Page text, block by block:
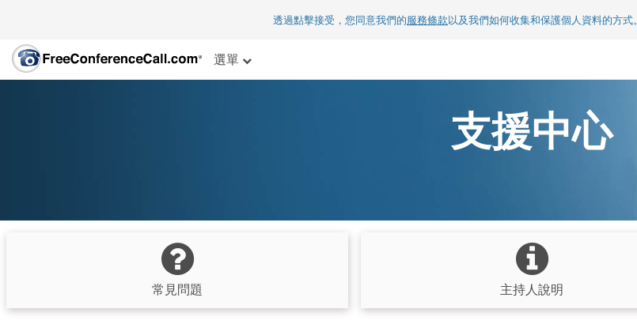
透過點擊接受，您同意我們的服務條款以及我們如何收集和保護個人資料的方式。
選單
支援中心
常見問題 主持人說明